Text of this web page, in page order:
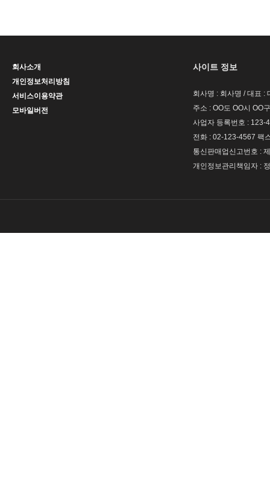
회사소개
개인정보처리방침
서비스이용약관
모바일버전
사이트 정보
회사명 : 회사명 / 대표 :
주소 : OO도 OO시 OO
사업자 등록번호 : 123-
전화 : 02-123-4567 팩
통신판매업신고번호 :
개인정보관리책임자 :